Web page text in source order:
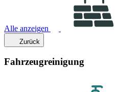
Alle anzeigen
Zurück
Fahrzeugreinigung